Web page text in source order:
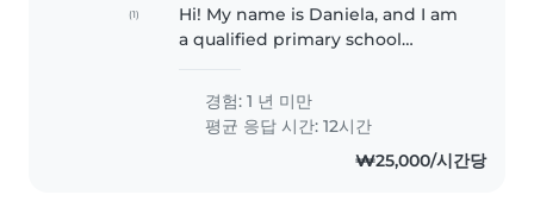
(1)
Hi! My name is Daniela, and I am
a qualified primary school
German language education. I
have extensive experience
working with children of
경험: 1 년 미만
평균 응답 시간: 12시간
₩25,000/시간당